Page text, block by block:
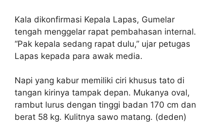
Kala dikonfirmasi Kepala Lapas, Gumelar
tengah menggelar rapat pembahasan internal.
“Pak kepala sedang rapat dulu,” ujar petugas
Lapas kepada para awak media.
Napi yang kabur memiliki ciri khusus tato di
tangan kirinya tampak depan. Mukanya oval,
rambut lurus dengan tinggi badan 170 cm dan
berat 58 kg. Kulitnya sawo matang. (deden)